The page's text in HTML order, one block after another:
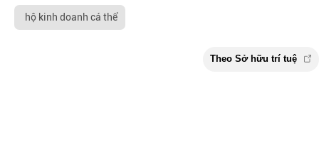
hộ kinh doanh cá thể